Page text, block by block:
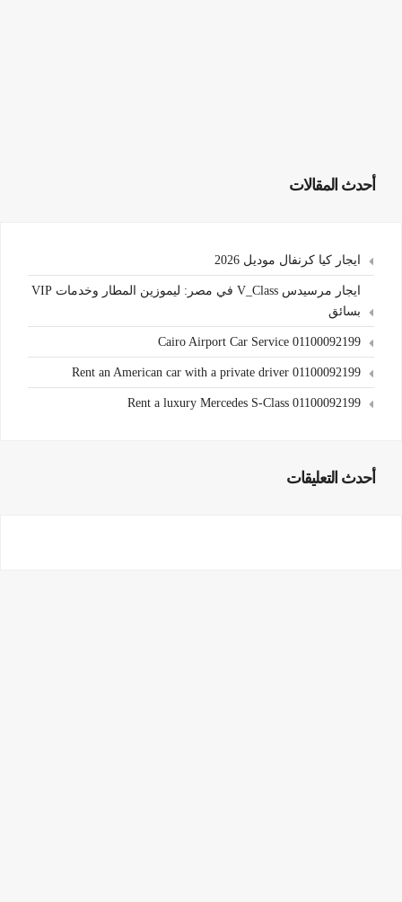
أحدث المقالات
ايجار كيا كرنفال موديل 2026
ايجار مرسيدس V_Class في مصر: ليموزين المطار وخدمات VIP
بسائق
Cairo Airport Car Service 01100092199
Rent an American car with a private driver 01100092199
Rent a luxury Mercedes S-Class 01100092199
أحدث التعليقات